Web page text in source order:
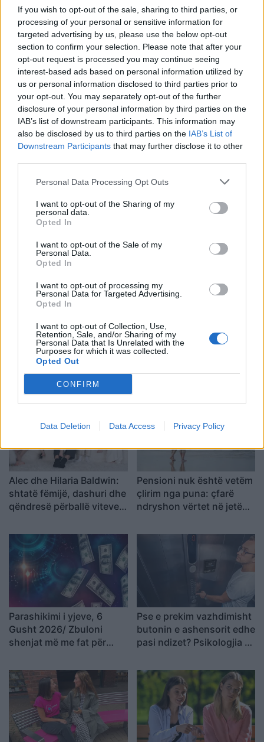
If you wish to opt-out of the sale, sharing to third parties, or
processing of your personal or sensitive information for
targeted advertising by us, please use the below opt-out
section to confirm your selection. Please note that after your
opt-out request is processed you may continue seeing
interest-based ads based on personal information utilized by
us or personal information disclosed to third parties prior to
your opt-out. You may separately opt-out of the further
disclosure of your personal information by third parties on the
IAB’s list of downstream participants. This information may
also be disclosed by us to third parties on the IAB’s List of
Downstream Participants that may further disclose it to other
Personal Data Processing Opt Outs
I want to opt-out of the Sharing of my
personal data.
Opted In
I want to opt-out of the Sale of my
Personal Data.
Opted In
I want to opt-out of processing my
Personal Data for Targeted Advertising.
Opted In
I want to opt-out of Collection, Use,
Retention, Sale, and/or Sharing of my
Personal Data that Is Unrelated with the
Purposes for which it was collected.
Opted Out
CONFIRM
Data Deletion Data Access Privacy Policy
temperaturës së trupit.
Këmbët janë mekanizmat
perfekt të ftohjes. Sipas
ekspertëve të gjumit, ato
kanë një…
Pse nuk duhet ta përdorni
zbutësin e rrobave në
muajt e verës
Tags:
edhe kur është vapë? , Klankosova.tv
lifestyle ,
Alec dhe Hilaria Baldwin:
shtatë fëmijë, dashuri dhe
qëndresë përballë viteve
Pensioni nuk është vetëm
çlirim nga puna: çfarë
ndryshon vërtet në jetën
Parashikimi i yjeve, 6
Gusht 2026/ Zbuloni
shenjat më me fat për
Pse e prekim vazhdimisht
butonin e ashensorit edhe
pasi ndizet? Psikologjia e